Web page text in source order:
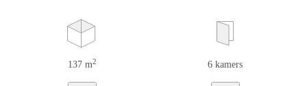
137 m2 6 kamers